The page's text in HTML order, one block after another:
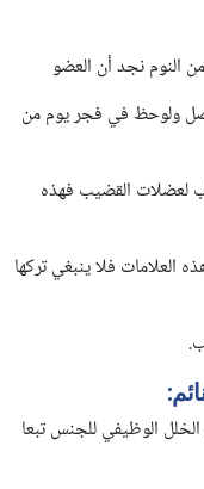
النوم نجد أن العضو
ولوحظ في فجر يوم من
لعضلات القضيب فهذه
فلا ينبغي تركها
الوظيفي للجنس تبعا